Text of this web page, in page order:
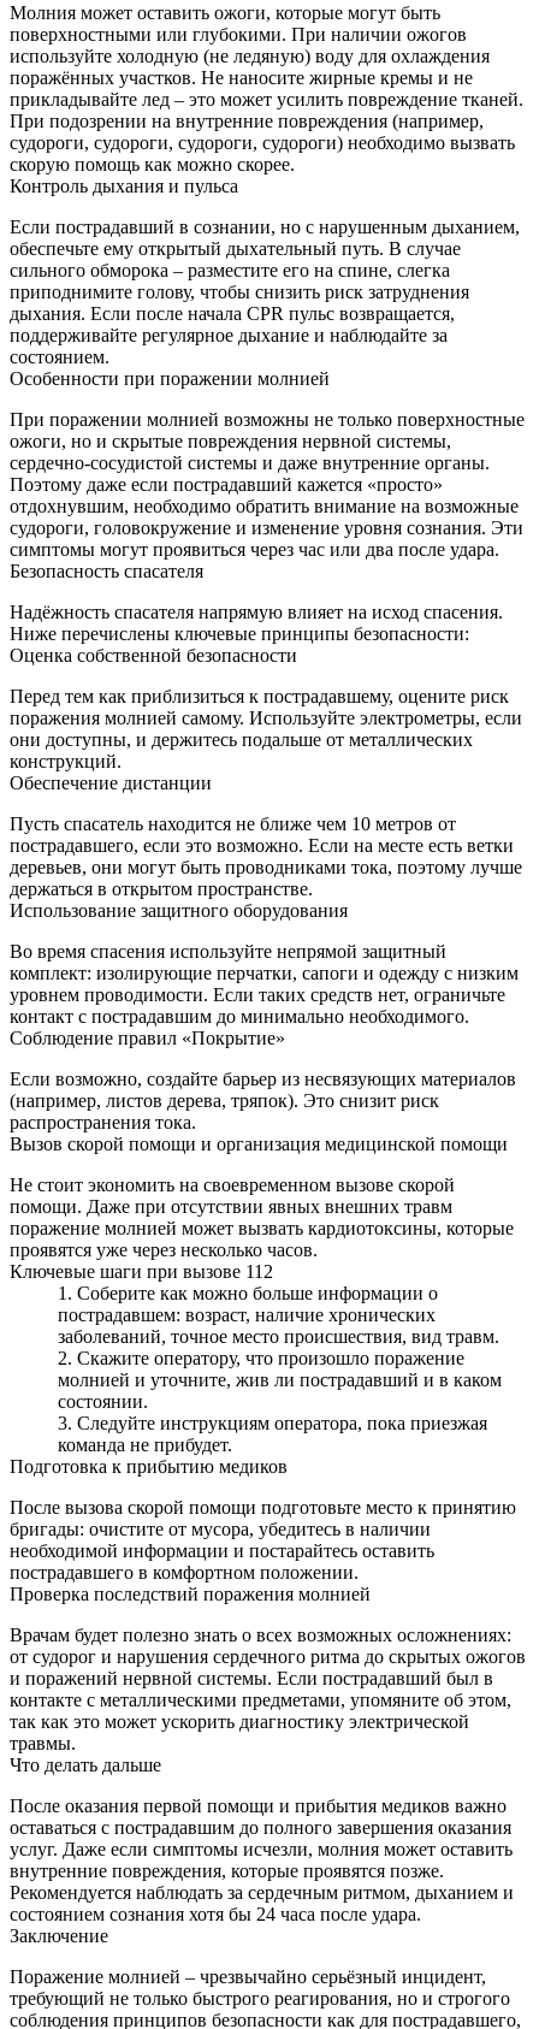
Молния может оставить ожоги, которые могут быть
поверхностными или глубокими. При наличии ожогов
используйте холодную (не ледяную) воду для охлаждения
поражённых участков. Не наносите жирные кремы и не
прикладывайте лед – это может усилить повреждение тканей.
При подозрении на внутренние повреждения (например,
судороги, судороги, судороги, судороги) необходимо вызвать
скорую помощь как можно скорее.
Контроль дыхания и пульса
Если пострадавший в сознании, но с нарушенным дыханием,
обеспечьте ему открытый дыхательный путь. В случае
сильного обморока – разместите его на спине, слегка
приподнимите голову, чтобы снизить риск затруднения
дыхания. Если после начала CPR пульс возвращается,
поддерживайте регулярное дыхание и наблюдайте за
состоянием.
Особенности при поражении молнией
При поражении молнией возможны не только поверхностные
ожоги, но и скрытые повреждения нервной системы,
сердечно-сосудистой системы и даже внутренние органы.
Поэтому даже если пострадавший кажется «просто»
отдохнувшим, необходимо обратить внимание на возможные
судороги, головокружение и изменение уровня сознания. Эти
симптомы могут проявиться через час или два после удара.
Безопасность спасателя
Надёжность спасателя напрямую влияет на исход спасения.
Ниже перечислены ключевые принципы безопасности:
Оценка собственной безопасности
Перед тем как приблизиться к пострадавшему, оцените риск
поражения молнией самому. Используйте электрометры, если
они доступны, и держитесь подальше от металлических
конструкций.
Обеспечение дистанции
Пусть спасатель находится не ближе чем 10 метров от
пострадавшего, если это возможно. Если на месте есть ветки
деревьев, они могут быть проводниками тока, поэтому лучше
держаться в открытом пространстве.
Использование защитного оборудования
Во время спасения используйте непрямой защитный
комплект: изолирующие перчатки, сапоги и одежду с низким
уровнем проводимости. Если таких средств нет, ограничьте
контакт с пострадавшим до минимально необходимого.
Соблюдение правил «Покрытие»
Если возможно, создайте барьер из несвязующих материалов
(например, листов дерева, тряпок). Это снизит риск
распространения тока.
Вызов скорой помощи и организация медицинской помощи
Не стоит экономить на своевременном вызове скорой
помощи. Даже при отсутствии явных внешних травм
поражение молнией может вызвать кардиотоксины, которые
проявятся уже через несколько часов.
Ключевые шаги при вызове 112
Соберите как можно больше информации о
пострадавшем: возраст, наличие хронических
заболеваний, точное место происшествия, вид травм.
Скажите оператору, что произошло поражение
молнией и уточните, жив ли пострадавший и в каком
состоянии.
Следуйте инструкциям оператора, пока приезжая
команда не прибудет.
Подготовка к прибытию медиков
После вызова скорой помощи подготовьте место к принятию
бригады: очистите от мусора, убедитесь в наличии
необходимой информации и постарайтесь оставить
пострадавшего в комфортном положении.
Проверка последствий поражения молнией
Врачам будет полезно знать о всех возможных осложнениях:
от судорог и нарушения сердечного ритма до скрытых ожогов
и поражений нервной системы. Если пострадавший был в
контакте с металлическими предметами, упомяните об этом,
так как это может ускорить диагностику электрической
травмы.
Что делать дальше
После оказания первой помощи и прибытия медиков важно
оставаться с пострадавшим до полного завершения оказания
услуг. Даже если симптомы исчезли, молния может оставить
внутренние повреждения, которые проявятся позже.
Рекомендуется наблюдать за сердечным ритмом, дыханием и
состоянием сознания хотя бы 24 часа после удара.
Заключение
Поражение молнией – чрезвычайно серьёзный инцидент,
требующий не только быстрого реагирования, но и строгого
соблюдения принципов безопасности как для пострадавшего,